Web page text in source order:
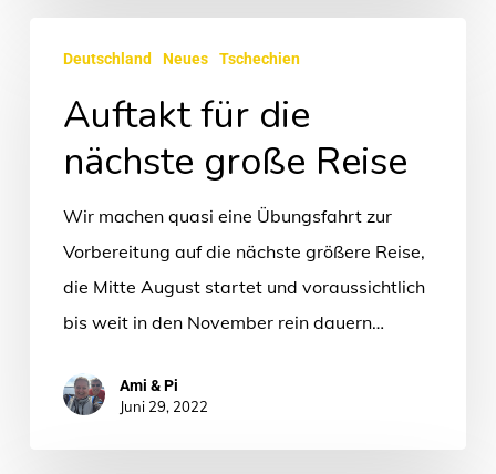
große
Reise
Deutschland Neues Tschechien
Auftakt für die
nächste große Reise
Wir machen quasi eine Übungsfahrt zur
Vorbereitung auf die nächste größere Reise,
die Mitte August startet und voraussichtlich
bis weit in den November rein dauern…
Ami & Pi
Juni 29, 2022